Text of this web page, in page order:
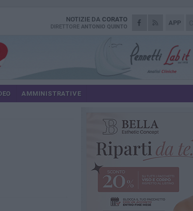
APP
NOTIZIE DA CORATO
DIRETTORE ANTONIO QUINTO
AMMINISTRATIVE